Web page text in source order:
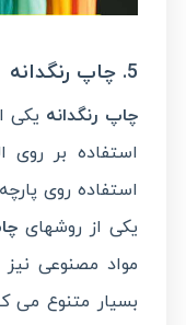
5. چاپ رنگدانه
چاپ رنگدانه یکی
استفاده بر روی
استفاده روی
یکی از روشهای
مواد مصنوعی نیز
بسیار متنوع